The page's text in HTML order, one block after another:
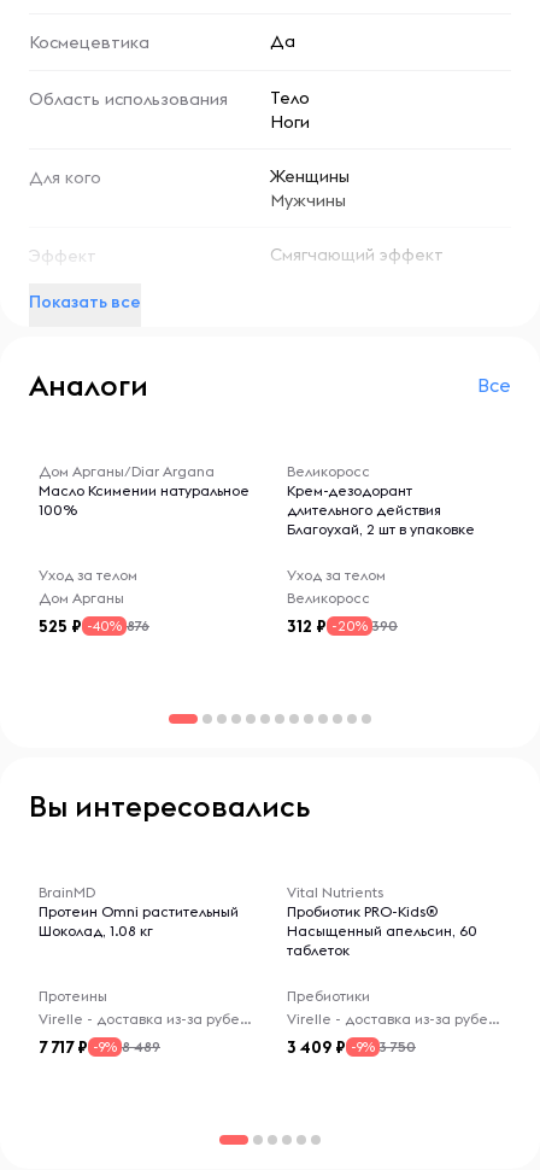
с собой крем-пенку в дорогу, благодаря удобному
Космецевтика Да
Область использования
Тело
Ноги
Для кого
Женщины
Мужчины
Эффект Смягчающий эффект
Показать все
Аналоги Все
Дом Арганы/Diar Argana
Масло Ксимении натуральное
100%
Уход за телом
Дом Арганы
525 -40% 876
Великоросс
Крем-дезодорант
длительного действия
Благоухай, 2 шт в упаковке
Уход за телом
Великоросс
312 -20% 390
Вы интересовались
BrainMD
Протеин Omni растительный
Шоколад, 1.08 кг
Протеины
Virelle - доставка из-за рубежа
7 717 -9% 8 489
Vital Nutrients
Пробиотик PRO-Kids®
Насыщенный апельсин, 60
таблеток
Пребиотики
Virelle - доставка из-за рубежа
3 409 -9% 3 750